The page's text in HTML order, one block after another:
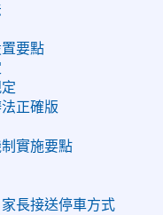
要點
正確版
實施要點
長接送停車方式